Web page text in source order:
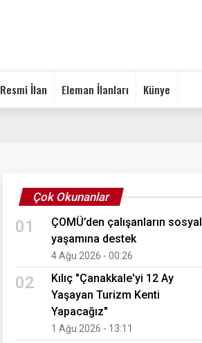
Resmi İlan Eleman İlanları Künye
Çok Okunanlar
01
ÇOMÜ’den çalışanların sosyal
yaşamına destek
4 Ağu 2026 - 00:26
02
Kılıç "Çanakkale'yi 12 Ay
Yaşayan Turizm Kenti
Yapacağız"
1 Ağu 2026 - 13:11